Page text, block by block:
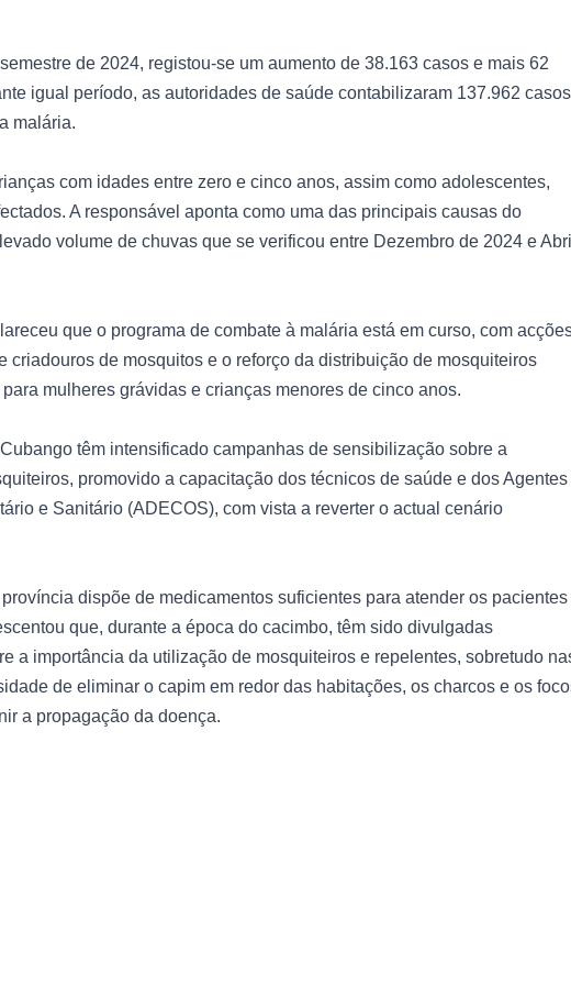
de 2024, registou-se um aumento de 38.163 casos e mais 62
igual período, as autoridades de saúde contabilizaram 137.962 casos
malária.
com idades entre zero e cinco anos, assim como adolescentes,
A responsável aponta como uma das principais causas do
volume de chuvas que se verificou entre Dezembro de 2024 e Abril
que o programa de combate à malária está em curso, com
criadouros de mosquitos e o reforço da distribuição de mosquiteiros
mulheres grávidas e crianças menores de cinco anos.
têm intensificado campanhas de sensibilização sobre a
promovido a capacitação dos técnicos de saúde e dos Agentes
e Sanitário (ADECOS), com vista a reverter o actual cenário
dispõe de medicamentos suficientes para atender os pacientes
que, durante a época do cacimbo, têm sido divulgadas
a importância da utilização de mosquiteiros e repelentes, sobretudo
de eliminar o capim em redor das habitações, os charcos e os
a propagação da doença.